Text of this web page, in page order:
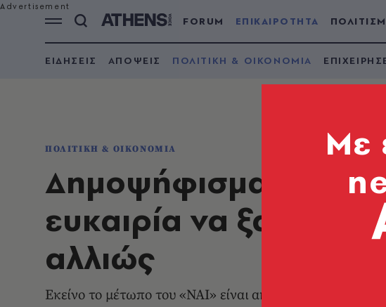
FORUM ΕΠΙΚΑΙΡΟΤΗΤΑ
ΕΙΔΗΣΕΙΣ ΑΠΟΨΕΙΣ ΠΟΛΙΤΙΚΗ & ΟΙΚΟΝΟΜΙΑ
ΠΟΛΙΤΙΚΗ & ΟΙΚΟΝΟΜΙΑ
Δημοψήφισμα 2015 -
ευκαιρία να
αλλιώς
Εκείνο το μέτωπο του «ΝΑΙ» είναι ακόμα εδώ. Και θα
Mε